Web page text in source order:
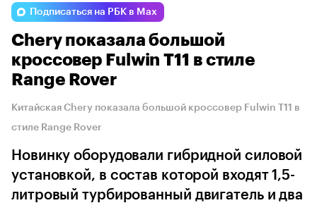
Jaecoo Omoda Esteo
Подписаться на РБК в Max
Chery показала большой
кроссовер Fulwin T11 в стиле
Range Rover
Китайская Chery показала большой кроссовер Fulwin T11 в
стиле Range Rover
Новинку оборудовали гибридной силовой
установкой, в состав которой входят 1,5-
литровый турбированный двигатель и два